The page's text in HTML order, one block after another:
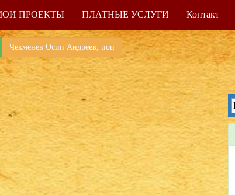
ПРОЕКТЫ ПЛАТНЫЕ УСЛУГИ Контакт
Чекменев Осип Андреев, поп